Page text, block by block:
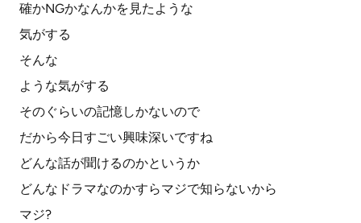
確かNGかなんかを見たような
気がする
そんな
ような気がする
そのぐらいの記憶しかないので
だから今日すごい興味深いですね
どんな話が聞けるのかというか
どんなドラマなのかすらマジで知らないから
マジ?